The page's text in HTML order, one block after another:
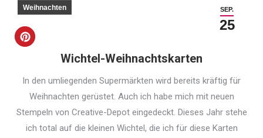
SEP.
25
Weihnachten
Wichtel-Weihnachtskarten
In den umliegenden Supermärkten wird bereits kräftig für
Weihnachten gerüstet. Auch ich habe mich mit neuen
Stempeln von Creative-Depot eingedeckt. Dieses Jahr stehe
ich total auf die kleinen Wichtel, die ich für diese Karten